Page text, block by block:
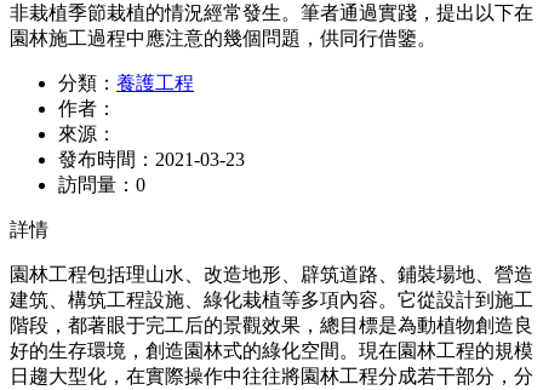
非栽植季節栽植的情況經常發生。筆者通過實踐，提出以下在
園林施工過程中應注意的幾個問題，供同行借鑒。
分類： 養護工程
作者：
來源：
發布時間： 2021-03-23
訪問量： 0
詳情
園林工程包括理山水、改造地形、辟筑道路、鋪裝場地、營造
建筑、構筑工程設施、綠化栽植等多項內容。它從設計到施工
階段，都著眼于完工后的景觀效果，總目標是為動植物創造良
好的生存環境，創造園林式的綠化空間。現在園林工程的規模
日趨大型化，在實際操作中往往將園林工程分成若干部分，分